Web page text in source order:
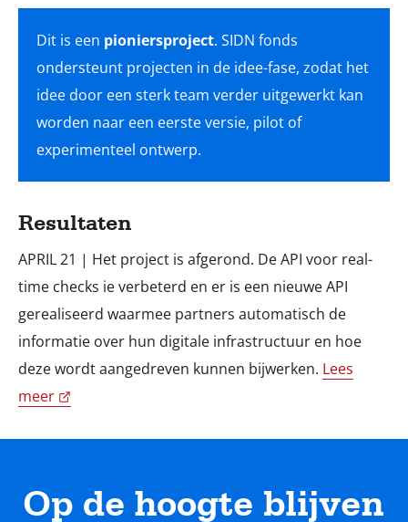
Dit is een pioniersproject. SIDN fonds
ondersteunt projecten in de idee-fase, zodat het
idee door een sterk team verder uitgewerkt kan
worden naar een eerste versie, pilot of
experimenteel ontwerp.
Resultaten
APRIL 21 | Het project is afgerond. De API voor real-
time checks ie verbeterd en er is een nieuwe API
gerealiseerd waarmee partners automatisch de
informatie over hun digitale infrastructuur en hoe
deze wordt aangedreven kunnen bijwerken. Lees
meer
Op de hoogte blijven